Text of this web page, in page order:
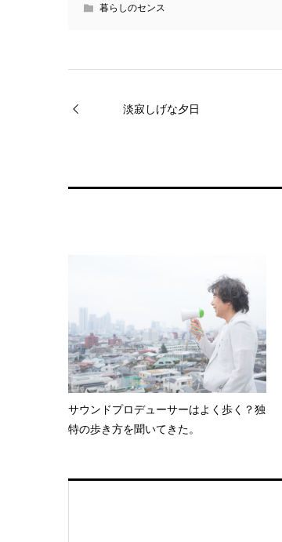
暮らしのセンス
淡寂しげな夕日
サウンドプロデューサーはよく歩く？独
特の歩き方を聞いてきた。